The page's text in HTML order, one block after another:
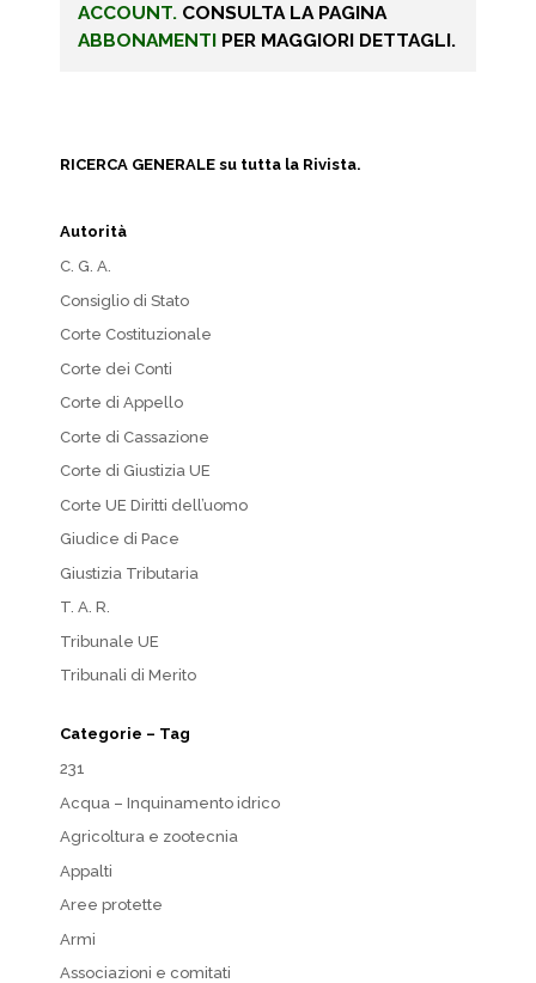
ACCOUNT. CONSULTA LA PAGINA
ABBONAMENTI PER MAGGIORI DETTAGLI.
RICERCA GENERALE su tutta la Rivista.
Autorità
C. G. A.
Consiglio di Stato
Corte Costituzionale
Corte dei Conti
Corte di Appello
Corte di Cassazione
Corte di Giustizia UE
Corte UE Diritti dell’uomo
Giudice di Pace
Giustizia Tributaria
T. A. R.
Tribunale UE
Tribunali di Merito
Categorie – Tag
231
Acqua – Inquinamento idrico
Agricoltura e zootecnia
Appalti
Aree protette
Armi
Associazioni e comitati